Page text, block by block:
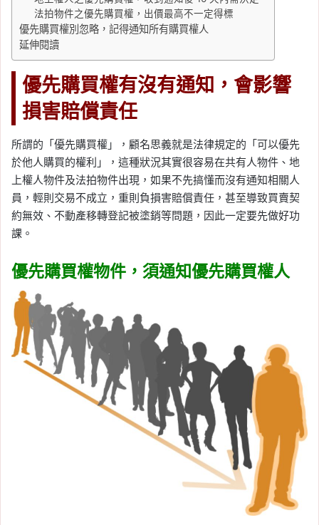
法拍物件之優先購買權，出價最高不一定得標
優先購買權別忽略，記得通知所有購買權人
延伸閱讀
優先購買權有沒有通知，會影響
損害賠償責任
所謂的「優先購買權」，顧名思義就是法律規定的「可以優先
於他人購買的權利」，這種狀況其實很容易在共有人物件、地
上權人物件及法拍物件出現，如果不先搞懂而沒有通知相關人
員，輕則交易不成立，重則負損害賠償責任，甚至導致買賣契
約無效、不動產移轉登記被塗銷等問題，因此一定要先做好功
課。
優先購買權物件，須通知優先購買權人